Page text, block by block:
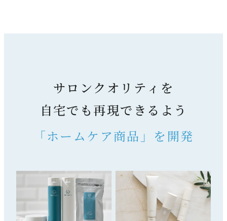
サロンクオリティを
自宅でも再現できるよう
「ホームケア商品」を開発